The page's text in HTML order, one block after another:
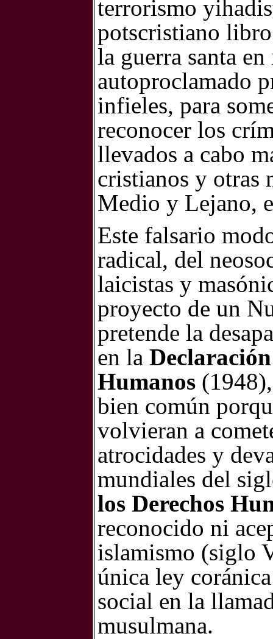
terrorismo
potscristiano
la guerra santa
autoproclamado
infieles, para
reconocer los
llevados a cabo
cristianos y otras
Medio y Lejano,
Este falsario
radical, del
laicistas y
proyecto de un
pretende la
en la
Humanos
bien común
volvieran a
atrocidades y
mundiales del
los Derechos
reconocido ni
islamismo (siglo
única ley
social en la
musulmana.